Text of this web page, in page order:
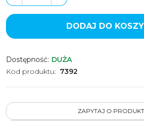
DODAJ DO
Dostępność: DUŻA
Kod produktu: 7392
ZAPYTAJ O PRODUKT